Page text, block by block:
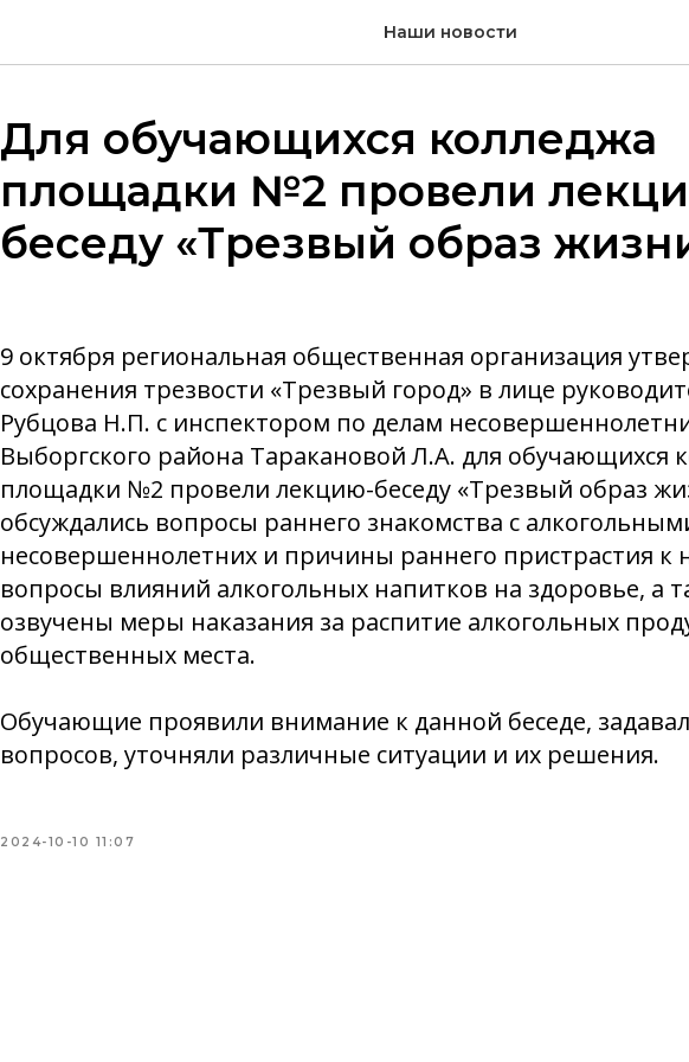
Наши новости
Для обучающихся колледжа
площадки №2 провели
беседу «Трезвый образ
9 октября региональная общественная организация
сохранения трезвости «Трезвый город» в лице
Рубцова Н.П. с инспектором по делам
Выборгского района Таракановой Л.А. для обучающихся
площадки №2 провели лекцию-беседу «Трезвый образ
обсуждались вопросы раннего знакомства с
несовершеннолетних и причины раннего пристрастия к
вопросы влияний алкогольных напитков на здоровье, а
озвучены меры наказания за распитие алкогольных
общественных места.
Обучающие проявили внимание к данной беседе,
вопросов, уточняли различные ситуации и их решения.
2024-10-10 11:07